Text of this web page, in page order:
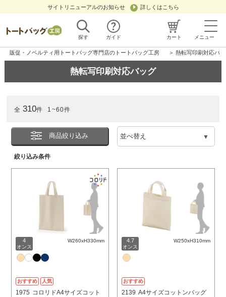
サイトリニューアルのお知らせ 詳しくはこちら
探す ガイド カート メニュー
販促・ノベルティ用トートバッグ専門店のトートバッグ工房 ＞ 熱転写印刷対応バ
熱転写印刷対応バッグ
全 310件 1~60件
商品絞り込み
絞り込み条件
4
オンス
W260xH330mm
おすすめ 人気
1975 コロリドA4サイズコット
4.7
オンス
W250xH310mm
おすすめ
2139 A4サイズコットンバッグ